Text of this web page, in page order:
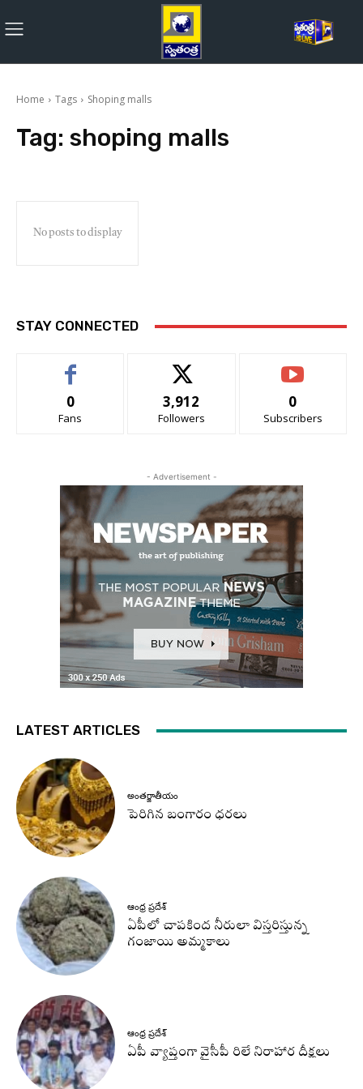
Home Tags Shoping malls
Tag: shoping malls
No posts to display
STAY CONNECTED
0
Fans
3,912
Followers
0
Subscribers
- Advertisement -
LATEST ARTICLES
అంతర్జాతీయం
పెరిగిన బంగారం ధరలు
ఆంధ్ర ప్రదేశ్
ఏపీలో చాపకింద నీరులా విస్తరిస్తున్న
గంజాయి అమ్మకాలు
ఆంధ్ర ప్రదేశ్
ఏపీ వ్యాప్తంగా వైసీపీ రిలే నిరాహార దీక్షలు